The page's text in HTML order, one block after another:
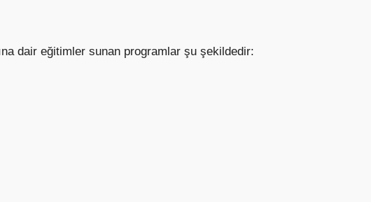
dair eğitimler sunan programlar şu şekildedir: